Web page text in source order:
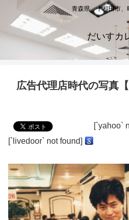
青森県、十和田市、
だいすカ
広告代理店時代の写真
[`yahoo`
[`livedoor` not found]